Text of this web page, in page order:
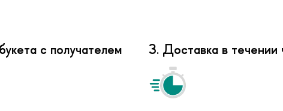
с получателем 3. Доставка в течении